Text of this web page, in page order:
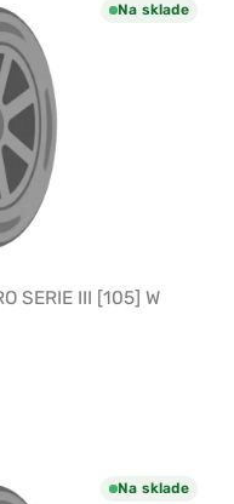
Na sklade
SERIE III [105] W
Na sklade